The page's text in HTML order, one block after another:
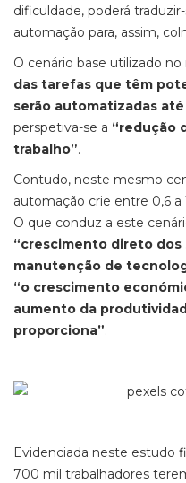
dificuldade, poderá
automação para, assim,
O cenário base utilizado
das tarefas que têm
serão automatizadas até
perspetiva-se a “redução
trabalho”.
Contudo, neste mesmo
automação crie entre 0,6 a
O que conduz a este
“crescimento direto
manutenção de
“o crescimento
aumento da
proporciona”.
Evidenciada neste estudo
700 mil trabalhadores